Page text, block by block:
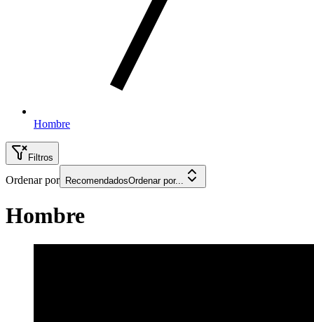
Hombre
Filtros
Ordenar por RecomendadosOrdenar por...
Hombre